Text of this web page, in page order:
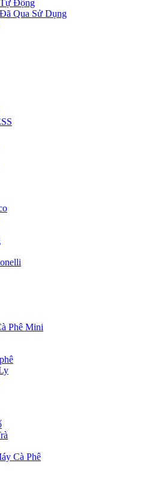
Tự Động
Qua Sử Dụng
Phê Mini
Cà Phê